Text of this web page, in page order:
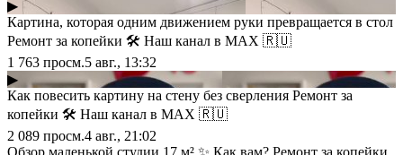
▶
Картина, которая одним движением руки превращается в стол
Ремонт за копейки 🛠 Наш канал в МАХ 🇷🇺
1 763 просм.5 авг., 13:32
▶
Как повесить картину на стену без сверления Ремонт за
копейки 🛠 Наш канал в МАХ 🇷🇺
2 089 просм.4 авг., 21:02
Обзор маленькой студии 17 м² ✨ Как вам? Ремонт за копейки